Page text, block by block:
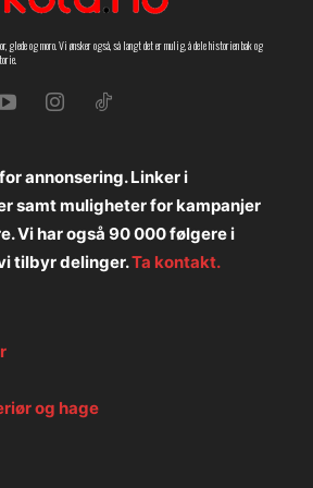
glede og moro. Vi ønsker også, så langt det er mulig, å dele historien bak og
annonsering. Linker i
samt muligheter for kampanjer
Vi har også 90 000 følgere i
tilbyr delinger.Ta kontakt.
og hage